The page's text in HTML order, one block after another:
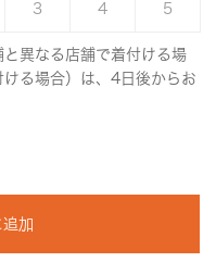
3 4 5
異なる店舗で着付ける場
る場合）は、4日後からお
加